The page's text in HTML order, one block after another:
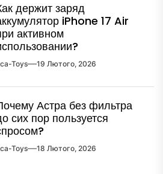
держит заряд
iPhone 17 Air
активном
Toys 19 Лютого, 2026
Астра без фильтра
сих пор пользуется
Toys 18 Лютого, 2026